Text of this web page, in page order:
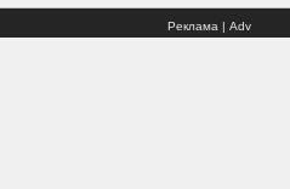
Реклама | Adv